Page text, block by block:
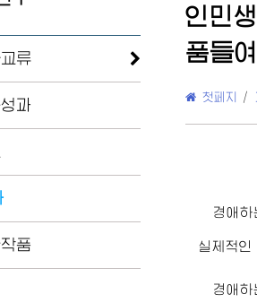
류
과
품
인민
품들
첫페지 /
경애하
실제적
경애하